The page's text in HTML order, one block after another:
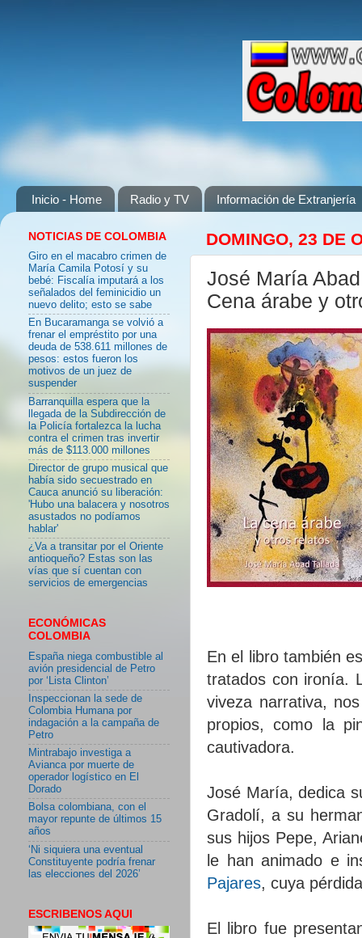
Inicio - Home Radio y TV Información de Extranjería
DOMINGO, 23 DE
José María
Cena árabe y
En el libro también
tratados con ironía.
viveza narrativa,
propios, como la
cautivadora.
José María, dedica
Gradolí, a su
sus hijos Pepe,
le han animado e
Pajares, cuya
El libro fue
NOTICIAS DE COLOMBIA
Giro en el macabro crimen de
María Camila Potosí y su
bebé: Fiscalía imputará a los
señalados del feminicidio un
nuevo delito; esto se sabe
En Bucaramanga se volvió a
frenar el empréstito por una
deuda de 538.611 millones de
pesos: estos fueron los
motivos de un juez de
suspender
Barranquilla espera que la
llegada de la Subdirección de
la Policía fortalezca la lucha
contra el crimen tras invertir
más de $113.000 millones
Director de grupo musical que
había sido secuestrado en
Cauca anunció su liberación:
'Hubo una balacera y nosotros
asustados no podíamos
hablar'
¿Va a transitar por el Oriente
antioqueño? Estas son las
vías que sí cuentan con
servicios de emergencias
ECONÓMICAS
COLOMBIA
España niega combustible al
avión presidencial de Petro
por ‘Lista Clinton’
Inspeccionan la sede de
Colombia Humana por
indagación a la campaña de
Petro
Mintrabajo investiga a
Avianca por muerte de
operador logístico en El
Dorado
Bolsa colombiana, con el
mayor repunte de últimos 15
años
‘Ni siquiera una eventual
Constituyente podría frenar
las elecciones del 2026’
ESCRIBENOS AQUI